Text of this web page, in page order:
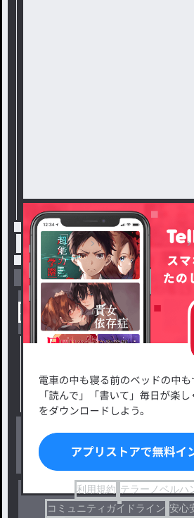
トップ 恋愛・ロマンス
小説を探す
新着小説一覧
小説コンテスト応募・公募
出版・メディアミックス作品
ジャ
恋愛
ファ
ホラー
コメ
利用規約 テラーノベルハ
コミュニティガイドライン 安心